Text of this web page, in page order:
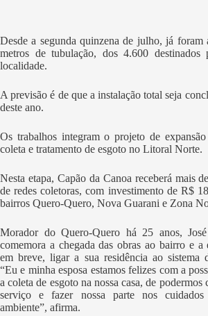
Desde a segunda quinzena de julho, já foram
metros de tubulação, dos 4.600 destinados
localidade.
A previsão é de que a instalação total seja
deste ano.
Os trabalhos integram o projeto de
coleta e tratamento de esgoto no Litoral Norte.
Nesta etapa, Capão da Canoa receberá mais
de redes coletoras, com investimento de R$
bairros Quero-Quero, Nova Guarani e Zona
Morador do Quero-Quero há 25 anos,
comemora a chegada das obras ao bairro e a
em breve, ligar a sua residência ao sistema
“Eu e minha esposa estamos felizes com a
a coleta de esgoto na nossa casa, de podermos
serviço e fazer nossa parte nos
ambiente”, afirma.